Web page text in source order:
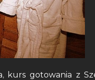
, kurs gotowania z